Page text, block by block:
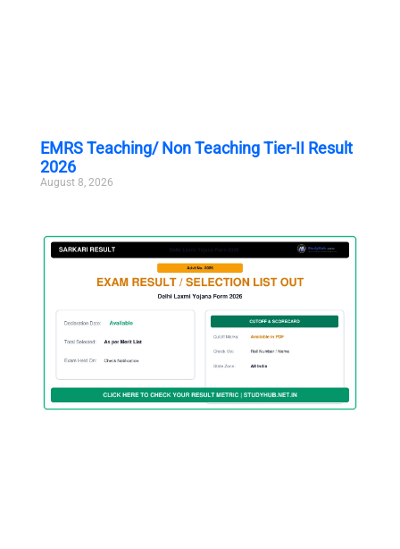
EMRS Teaching/ Non Teaching Tier-II Result
2026
August 8, 2026